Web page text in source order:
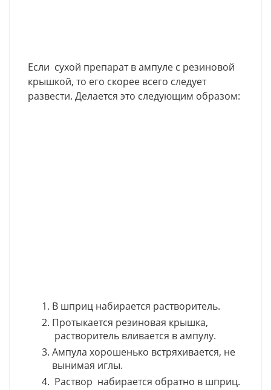
Если сухой препарат в ампуле с резиновой
крышкой, то его скорее всего следует
развести. Делается это следующим образом:
В шприц набирается растворитель.
Протыкается резиновая крышка,
растворитель вливается в ампулу.
Ампула хорошенько встряхивается, не
вынимая иглы.
Раствор набирается обратно в шприц.